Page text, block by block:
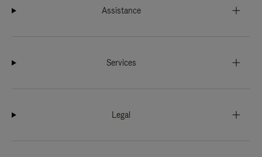
Assistance
Services
Legal